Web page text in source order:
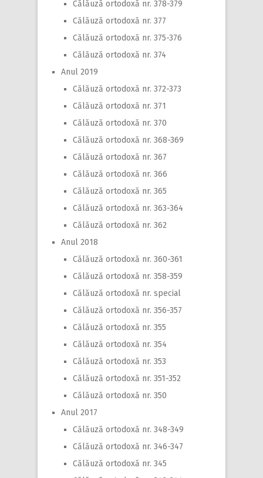
Călăuză ortodoxă nr. 378-379
Călăuză ortodoxă nr. 377
Călăuză ortodoxă nr. 375-376
Călăuză ortodoxă nr. 374
Anul 2019
Călăuză ortodoxă nr. 372-373
Călăuză ortodoxă nr. 371
Călăuză ortodoxă nr. 370
Călăuză ortodoxă nr. 368-369
Călăuză ortodoxă nr. 367
Călăuză ortodoxă nr. 366
Călăuză ortodoxă nr. 365
Călăuză ortodoxă nr. 363-364
Călăuză ortodoxă nr. 362
Anul 2018
Călăuză ortodoxă nr. 360-361
Călăuză ortodoxă nr. 358-359
Călăuză ortodoxă nr. special
Călăuză ortodoxă nr. 356-357
Călăuză ortodoxă nr. 355
Călăuză ortodoxă nr. 354
Călăuză ortodoxă nr. 353
Călăuză ortodoxă nr. 351-352
Călăuză ortodoxă nr. 350
Anul 2017
Călăuză ortodoxă nr. 348-349
Călăuză ortodoxă nr. 346-347
Călăuză ortodoxă nr. 345